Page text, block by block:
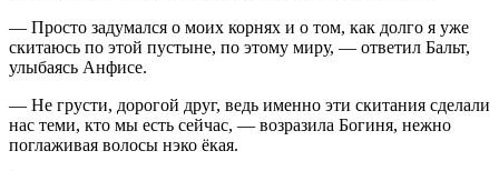
— Просто задумался о моих корнях и о том, как долго я уже
скитаюсь по этой пустыне, по этому миру, — ответил Бальт,
улыбаясь Анфисе.
— Не грусти, дорогой друг, ведь именно эти скитания сделали
нас теми, кто мы есть сейчас, — возразила Богиня, нежно
поглаживая волосы нэко ёкая.